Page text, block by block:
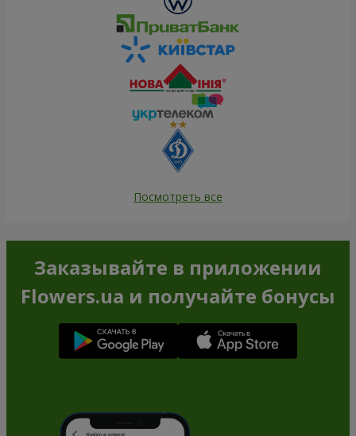
Посмотреть все
Заказывайте в приложении
Flowers.ua и получайте бонусы